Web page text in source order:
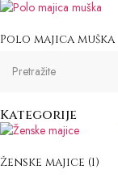
Polo majica muška
Kategorije
Ženske majice (1)